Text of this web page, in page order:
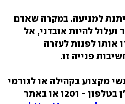
למניעה. במקרה שאדם
להיות אובדני, אל
אותו לפנות לעזרה
פנייה זו.
מקצוע בקהילה או לגורמי
1201 או באתר